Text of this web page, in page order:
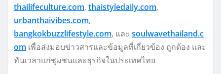
thailifeculture.com, thaistyledaily.com,
urbanthaivibes.com,
bangkokbuzzlifestyle.com, และ soulwavethailand.c
om เพื่อส่งมอบข่าวสารและข้อมูลที่เกี่ยวข้อง ถูกต้อง และ
ทันเวลาแก่ชุมชนและธุรกิจในประเทศไทย